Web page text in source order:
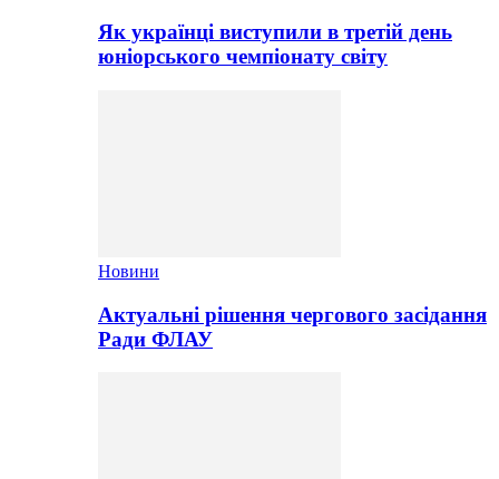
Як українці виступили в третій день
юніорського чемпіонату світу
Новини
Актуальні рішення чергового засідання
Ради ФЛАУ